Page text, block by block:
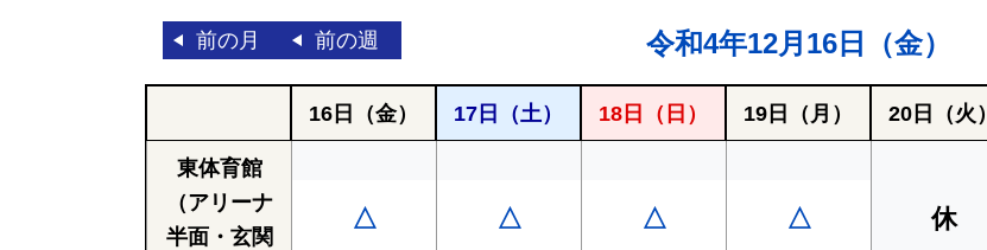
令和4年12月16日（金）
16日 （金） 17日 （土） 18日 （日） 19日 （月） 20日 （火）
東体育館
（アリーナ
半面・玄関
△ △ △ △ 休
前の月 前の週